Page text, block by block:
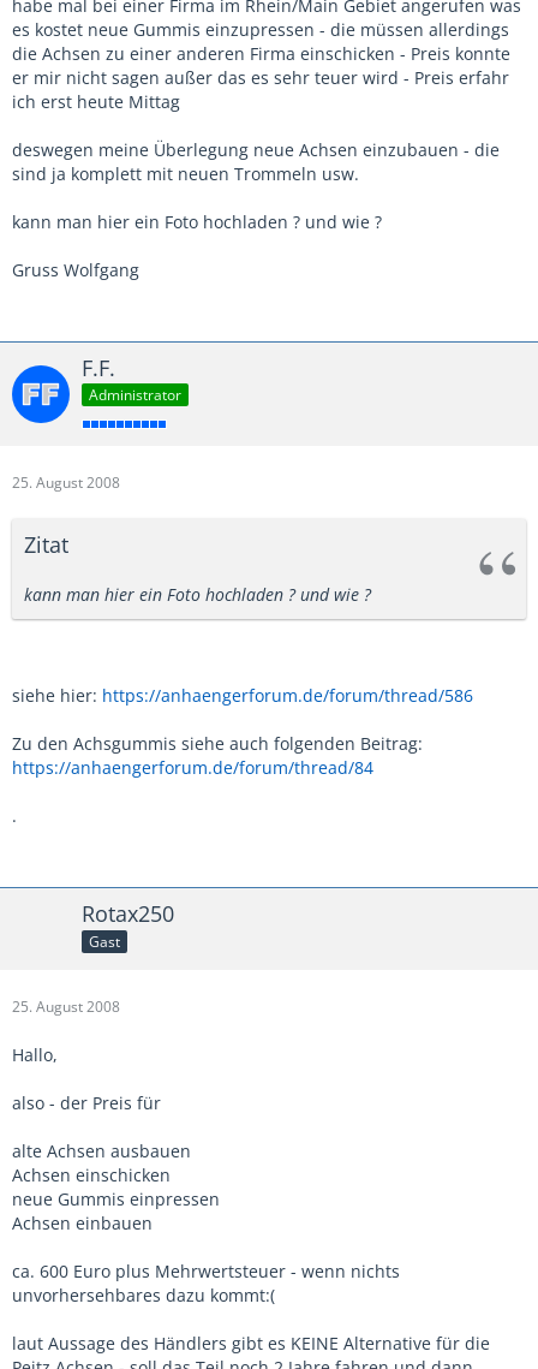
habe mal bei einer Firma im Rhein/Main Gebiet angerufen was
es kostet neue Gummis einzupressen - die müssen allerdings
die Achsen zu einer anderen Firma einschicken - Preis konnte
er mir nicht sagen außer das es sehr teuer wird - Preis erfahr
ich erst heute Mittag
deswegen meine Überlegung neue Achsen einzubauen - die
sind ja komplett mit neuen Trommeln usw.
kann man hier ein Foto hochladen ? und wie ?
Gruss Wolfgang
F.F.
Administrator
25. August 2008
Zitat
kann man hier ein Foto hochladen ? und wie ?
siehe hier: https://anhaengerforum.de/forum/thread/586
Zu den Achsgummis siehe auch folgenden Beitrag:
https://anhaengerforum.de/forum/thread/84
.
Rotax250
Gast
25. August 2008
Hallo,
also - der Preis für
alte Achsen ausbauen
Achsen einschicken
neue Gummis einpressen
Achsen einbauen
ca. 600 Euro plus Mehrwertsteuer - wenn nichts
unvorhersehbares dazu kommt:(
laut Aussage des Händlers gibt es KEINE Alternative für die